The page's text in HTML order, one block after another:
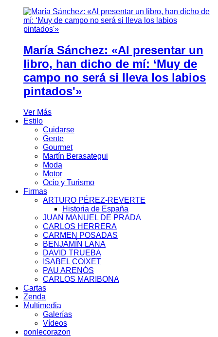
María Sánchez: «Al presentar un
libro, han dicho de mí: ‘Muy de
campo no será si lleva los labios
pintados'»
Ver Más
Estilo
Cuidarse
Gente
Gourmet
Martín Berasategui
Moda
Motor
Ocio y Turismo
Firmas
ARTURO PÉREZ-REVERTE
Historia de España
JUAN MANUEL DE PRADA
CARLOS HERRERA
CARMEN POSADAS
BENJAMÍN LANA
DAVID TRUEBA
ISABEL COIXET
PAU ARENÓS
CARLOS MARIBONA
Cartas
Zenda
Multimedia
Galerías
Vídeos
ponlecorazon